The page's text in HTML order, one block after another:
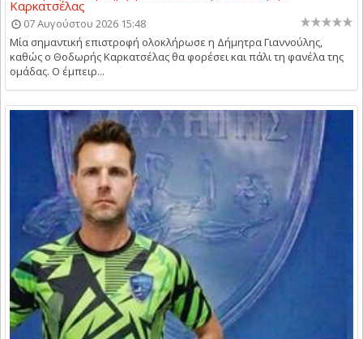
Καρκατσέλας
07 Αυγούστου 2026 15:48
Μία σημαντική επιστροφή ολοκλήρωσε η Δήμητρα Γιαννούλης,
καθώς ο Θοδωρής Καρκατσέλας θα φορέσει και πάλι τη φανέλα της
ομάδας. Ο έμπειρ...